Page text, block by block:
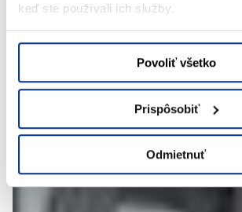
keď ste používali ich služby.
Povoliť všetko
Prispôsobiť
Odmietnuť